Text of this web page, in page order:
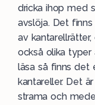
dricka ihop med
avslöja. Det
av
också olika typer
läsa så finns det
kantareller. Det
strama och